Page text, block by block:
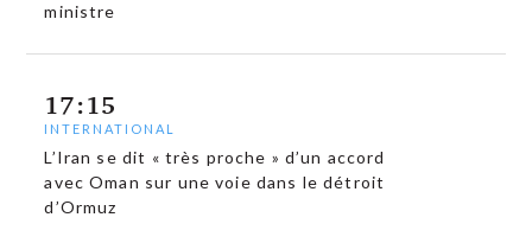
ministre
17:15
INTERNATIONAL
L’Iran se dit « très proche » d’un accord
avec Oman sur une voie dans le détroit
d’Ormuz